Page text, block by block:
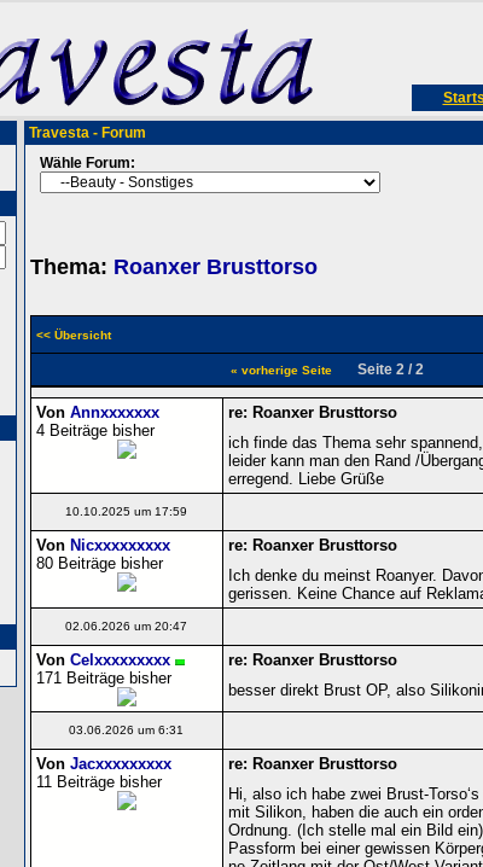
Travesta - Forum
Wähle Forum:
Thema: Roanxer Brusttorso
<< Übersicht
« vorherige SeiteSeite 2 / 2
Von Annxxxxxxx
4 Beiträge bisher
re: Roanxer Brusttorso
ich finde das Thema sehr
leider kann man den Rand /
erregend. Liebe Grüße
10.10.2025 um 17:59
Von Nicxxxxxxxxx
80 Beiträge bisher
re: Roanxer Brusttorso
Ich denke du meinst Roanyer.
gerissen. Keine Chance auf
02.06.2026 um 20:47
Von Celxxxxxxxxx
171 Beiträge bisher
re: Roanxer Brusttorso
besser direkt Brust OP, also
03.06.2026 um 6:31
Von Jacxxxxxxxxx
11 Beiträge bisher
re: Roanxer Brusttorso
Hi, also ich habe zwei Brust-
mit Silikon, haben die auch ein
Ordnung. (Ich stelle mal ein Bild
Passform bei einer gewissen